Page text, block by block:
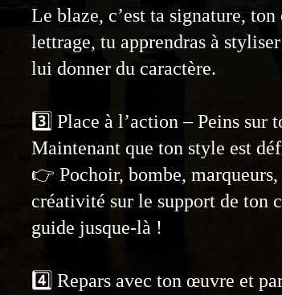
Le blaze, c’est ta signature,
lettrage, tu apprendras à
lui donner du caractère.
3️⃣ Place à l’action – Peins
Maintenant que ton style est
👉 Pochoir, bombe,
créativité sur le support de ton
guide jusque-là !
4️⃣ Repars avec ton œuvre et